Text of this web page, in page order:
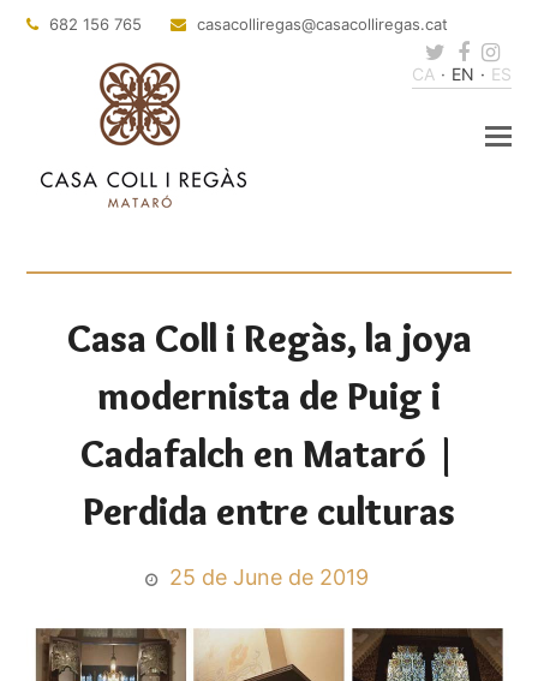
682 156 765 casacolliregas@casacolliregas.cat
Twitter
CA EN ES
Casa Coll i Regàs, la joya
modernista de Puig i
Cadafalch en Mataró |
Perdida entre culturas
25 de June de 2019